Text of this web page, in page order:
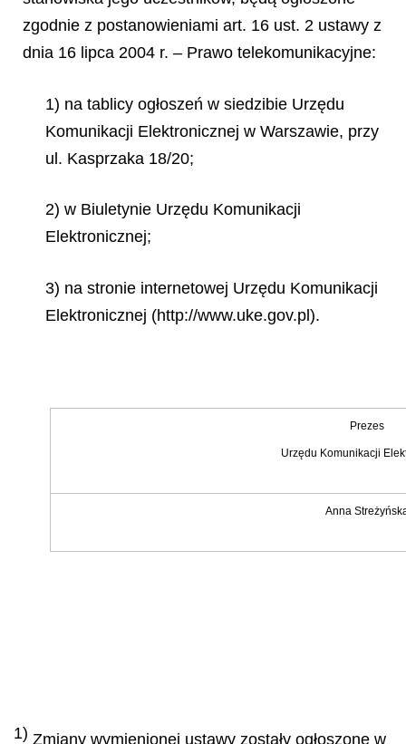
zgodnie z postanowieniami art. 16 ust. 2 ustawy z
dnia 16 lipca 2004 r. – Prawo telekomunikacyjne:
1) na tablicy ogłoszeń w siedzibie Urzędu
Komunikacji Elektronicznej w Warszawie, przy
ul. Kasprzaka 18/20;
2) w Biuletynie Urzędu Komunikacji
Elektronicznej;
3) na stronie internetowej Urzędu Komunikacji
Elektronicznej (http://www.uke.gov.pl).
Prezes
Urzędu Komunikacji
Anna
1) Zmiany wymienionej ustawy zostały ogłoszone w